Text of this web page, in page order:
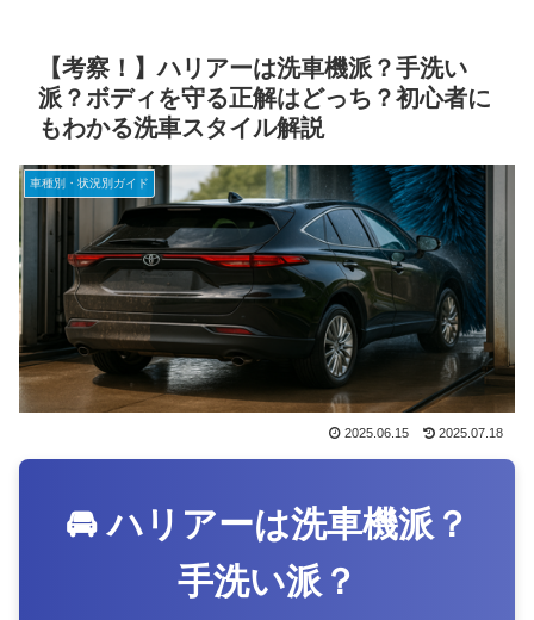
【考察！】ハリアーは洗車機派？手洗い
派？ボディを守る正解はどっち？初心者に
もわかる洗車スタイル解説
車種別・状況別ガイド
2025.06.15 2025.07.18
🚘 ハリアーは洗車機派？
手洗い派？